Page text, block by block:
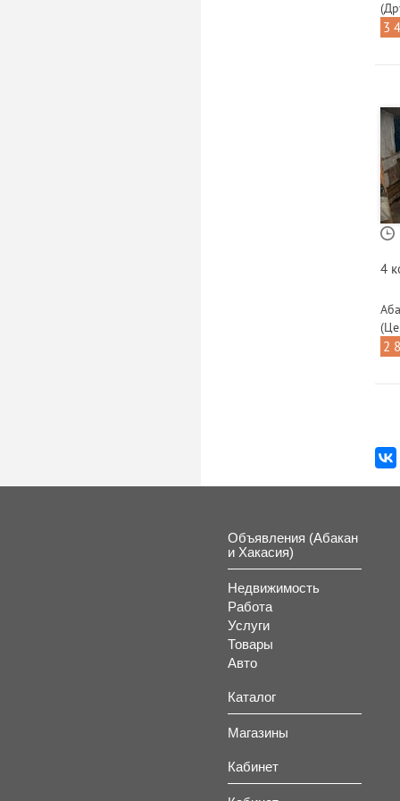
3
4
2
Объявления (Абакан
и Хакасия)
Недвижимость
Работа
Услуги
Товары
Авто
Каталог
Магазины
Кабинет